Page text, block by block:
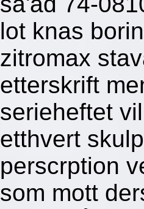
lot knas
zitromax
etterskrift
serieheftet
etthvert
perscrption
som mott